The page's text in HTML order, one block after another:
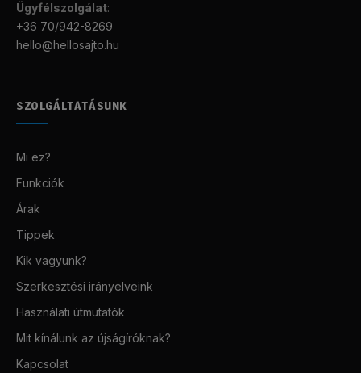
Ügyfélszolgálat:
+36 70/942-8269
hello@hellosajto.hu
SZOLGÁLTATÁSUNK
Mi ez?
Funkciók
Árak
Tippek
Kik vagyunk?
Szerkesztési irányelveink
Használati útmutatók
Mit kínálunk az újságíróknak?
Kapcsolat